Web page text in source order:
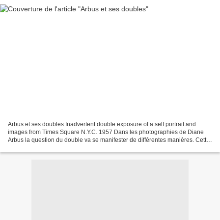
Arbus et ses doubles Inadvertent double exposure of a self portrait and
images from Times Square N.Y.C. 1957 Dans les photographies de Diane
Arbus la question du double va se manifester de différentes manières. Cette